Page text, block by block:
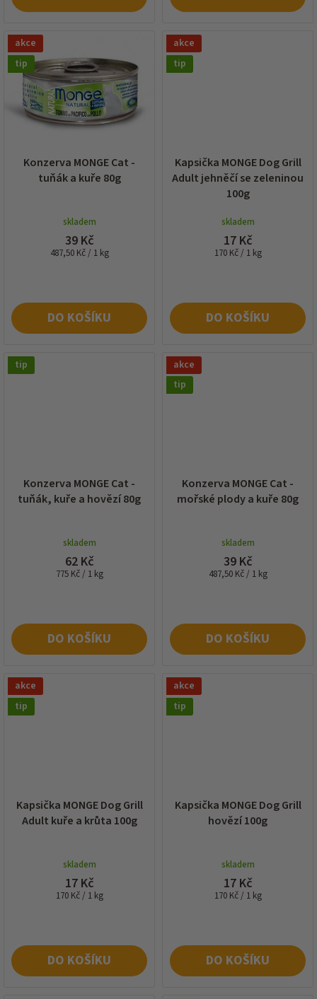
akce
tip
Konzerva MONGE Cat -
tuňák a kuře 80g
skladem
39 Kč
Měrná
487,50 Kč / 1 kg
DO KOŠÍKU
akce
tip
Kapsička MONGE Dog Grill
Adult jehněčí se zeleninou
100g
skladem
17 Kč
Měrná
170 Kč / 1 kg
DO KOŠÍKU
tip
Konzerva MONGE Cat -
tuňák, kuře a hovězí 80g
skladem
62 Kč
Měrná
775 Kč / 1 kg
DO KOŠÍKU
akce
tip
Konzerva MONGE Cat -
mořské plody a kuře 80g
skladem
39 Kč
Měrná
487,50 Kč / 1 kg
DO KOŠÍKU
akce
tip
Kapsička MONGE Dog Grill
Adult kuře a krůta 100g
skladem
17 Kč
Měrná
170 Kč / 1 kg
DO KOŠÍKU
akce
tip
Kapsička MONGE Dog Grill
hovězí 100g
skladem
17 Kč
Měrná
170 Kč / 1 kg
DO KOŠÍKU